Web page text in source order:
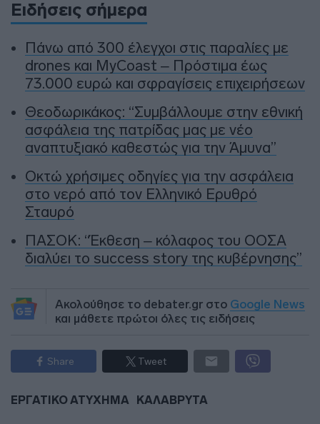
Ειδήσεις σήμερα
Πάνω από 300 έλεγχοι στις παραλίες με
drones και MyCoast – Πρόστιμα έως
73.000 ευρώ και σφραγίσεις επιχειρήσεων
Θεοδωρικάκος: “Συμβάλλουμε στην εθνική
ασφάλεια της πατρίδας μας με νέο
αναπτυξιακό καθεστώς για την Άμυνα”
Οκτώ χρήσιμες οδηγίες για την ασφάλεια
στο νερό από τον Ελληνικό Ερυθρό
Σταυρό
ΠΑΣΟΚ: “Έκθεση – κόλαφος του ΟΟΣΑ
διαλύει το success story της κυβέρνησης”
Ακολούθησε το debater.gr στο Google News
και μάθετε πρώτοι όλες τις ειδήσεις
Share Tweet
ΕΡΓΑΤΙΚΟ ΑΤΥΧΗΜΑ ΚΑΛΑΒΡΥΤΑ